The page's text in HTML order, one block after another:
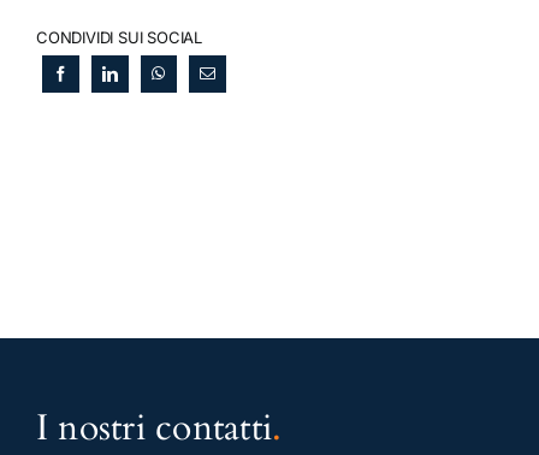
CONDIVIDI SUI SOCIAL
I nostri contatti.